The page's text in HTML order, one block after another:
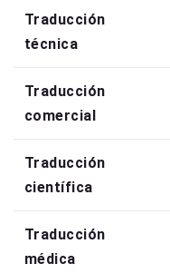
Traducción
técnica
Traducción
comercial
Traducción
científica
Traducción
médica